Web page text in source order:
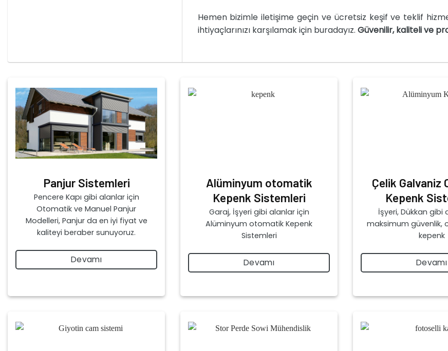
Hemen bizimle iletişime geçin ve ücretsiz keşif ve teklif
ihtiyaçlarınızı karşılamak için buradayız. Güvenilir, kaliteli ve
Panjur Sistemleri
Pencere Kapı gibi alanlar için
Otomatik ve Manuel Panjur
Modelleri, Panjur da en iyi fiyat ve
kaliteyi beraber sunuyoruz.
Devamı
Alüminyum otomatik
Kepenk Sistemleri
Garaj, İşyeri gibi alanlar için
Alüminyum otomatik Kepenk
Sistemleri
Devamı
Çelik Galvaniz
Kepenk
İşyeri, Dükkan gibi
maksimum güvenlik,
kepenk
Devamı